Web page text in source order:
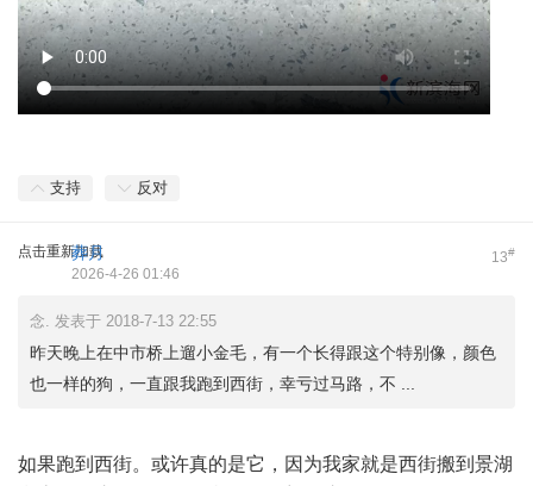
支持 反对
点击重新加载 13#
葬月
2026-4-26 01:46
念. 发表于 2018-7-13 22:55
昨天晚上在中市桥上遛小金毛，有一个长得跟这个特别像，颜色
也一样的狗，一直跟我跑到西街，幸亏过马路，不 ...
如果跑到西街。或许真的是它，因为我家就是西街搬到景湖